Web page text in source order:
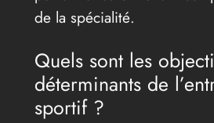
de la spécialité.
Quels sont les
déterminants de
sportif ?